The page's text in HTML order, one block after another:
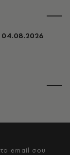
04.08.2026
email σου